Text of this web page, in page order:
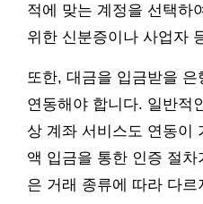
적에 맞는 계정을 선택하
위한 신분증이나 사업자
또한, 대금을 입금받을
연동해야 합니다. 일반적
상 계좌 서비스도 연동이
액 입금을 통한 인증 절
은 거래 종류에 따라 다